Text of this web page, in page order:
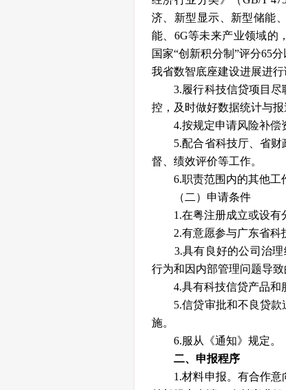
济、新型显示、新型储能
能、6G等未来产业领域的
国家“创新积分制”评分65
我省数智底座建设进展进行
3.履行科技信贷项目尽
控，及时做好数据统计与报
4.按规定申请风险补偿资
5.配合省科技厅、省财
督、绩效评价等工作。
6.职责范围内的其他工
（二）申请条件
1.在粤注册成立或设有
2.有意愿参与广东省科
3.具有良好的公司治理
行为和因内部管理问题导致
4.具有科技信贷产品和服
5.信贷审批和不良贷款
施。
6.服从《通知》规定。
二、申报程序
1.材料申报。有合作意